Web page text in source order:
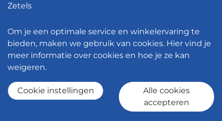
Zetels
Hanglampen
Bureaustoelen
© 2026 - Meubelen Jonckheere -
Om je een optimale service en winkelervaring te
bieden, maken we gebruik van cookies. Hier vind je
meer informatie over cookies en hoe je ze kan
weigeren.
Cookie instellingen
Alle cookies
accepteren